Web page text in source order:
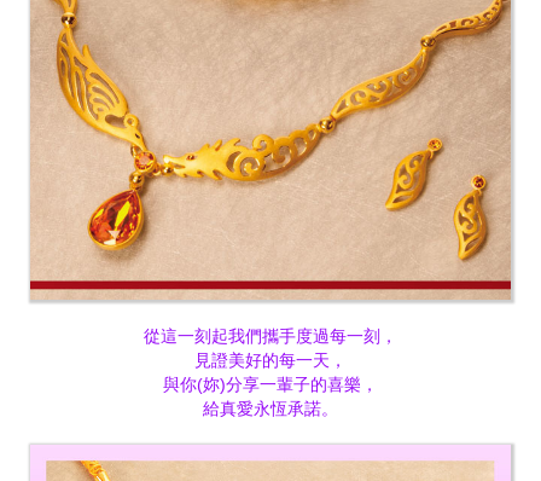
從這一刻起我們攜手度過每一刻，
見證美好的每一天，
與你(妳)分享一輩子的喜樂，
給真愛永恆承諾。